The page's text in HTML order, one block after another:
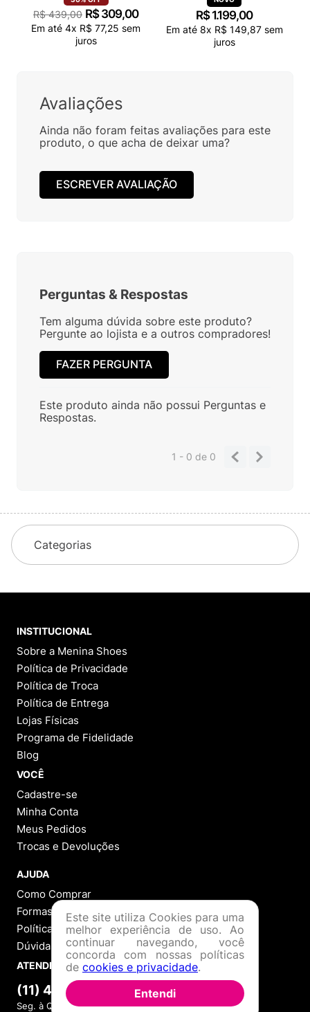
R$ 439,00 R$ 309,00
Em até 4x R$ 77,25 sem
juros
R$ 1.199,00
Em até 8x R$ 149,87sem
juros
Avaliações
Ainda não foram feitas avaliações para este
produto, o que acha de deixar uma?
ESCREVER AVALIAÇÃO
Perguntas & Respostas
Tem alguma dúvida sobre este produto?
Pergunte ao lojista e a outros compradores!
FAZER PERGUNTA
Este produto ainda não possui Perguntas e
Respostas.
1 - 0de 0
Categorias
INSTITUCIONAL
Sobre a Menina Shoes
Política de Privacidade
Política de Troca
Política de Entrega
Lojas Físicas
Programa de Fidelidade
Blog
VOCÊ
Cadastre-se
Minha Conta
Meus Pedidos
Trocas e Devoluções
AJUDA
Como Comprar
Formas de Pagamento
Política de Troca
Dúvidas Frequentes
ATENDIMENTO
(11) 4380-6061
Seg. à Quin. 07h00 às 17h00.
Este site utiliza Cookies para uma
melhor experiência de uso. Ao
continuar navegando, você
concorda com nossas políticas
de cookies e privacidade.
Entendi